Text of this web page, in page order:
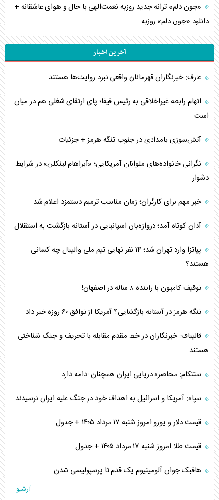
«جون دلم» ترانه جدید روزبه نعمت‌الهی با حال و هوای عاشقانه +
دانلود «جون دلم» روزبه
آخرین اخبار
عارف: خبرنگاران قهرمانان واقعی نبرد روایت‌ها هستند
اتهام رابطه غیراخلاقی به رئیس فیفا؛ پای ارتقای شغلی هم در میان
است
آتش‌سوزی بامدادی در جنوب تنگه هرمز + جزئیات
نگرانی خانواده‌های ملوانان آمریکایی؛ «آبراهام لینکلن» در شرایط
دشوار
خبر مهم برای کارگران؛ زمان مناسب ترمیم دستمزد اعلام شد
آدان کوتاه آمد؛ دروازه‌بان اسپانیایی در آستانه بازگشت به استقلال
پیاتزا وارد تهران شد؛ ۱۴ نفر نهایی تیم ملی والیبال چه کسانی
هستند؟
توقیف کامیون با راننده ۸ ساله در اصفهان!
تنگه هرمز در آستانه بازگشایی؟ آمریکا از توافق ۶۰ روزه خبر داد
قالیباف: خبرنگاران در خط مقدم مقابله با تحریف و جنگ شناختی
هستند
سنتکام: محاصره دریایی ایران همچنان ادامه دارد
سپاه: آمریکا و اسرائیل به اهداف خود در جنگ علیه ایران نرسیدند
قیمت دلار و یورو امروز شنبه ۱۷ مرداد ۱۴۰۵ + جدول
قیمت طلا امروز شنبه ۱۷ مرداد ۱۴۰۵ + جدول
هافبک جوان آلومینیوم یک قدم تا پرسپولیسی شدن
آرشیو...